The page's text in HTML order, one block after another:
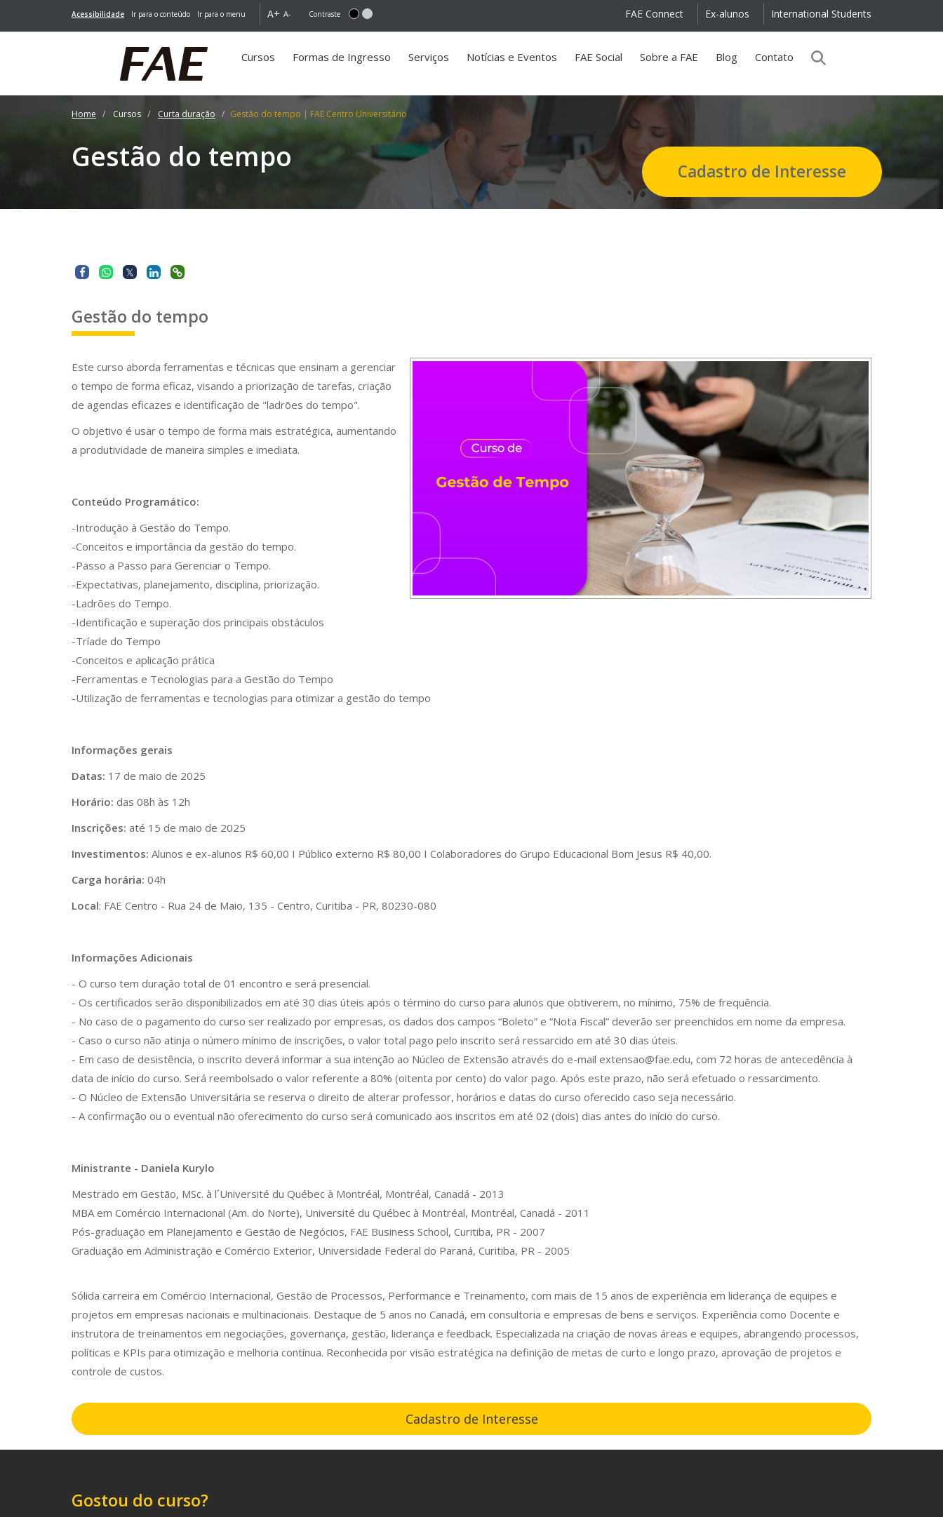
Acessibilidade Ir para o conteúdo Ir para o menu A+ A- Contraste International Students
Ex-alunos
FAE Connect
Cursos
Formas de Ingresso Serviços Notícias e Eventos FAE Social Sobre a FAE Blog Contato
Home Cursos Curta duração Gestão do tempo | FAE Centro Universitário
Gestão do tempo Cadastro de Interesse
Gestão do tempo
Este curso aborda ferramentas e técnicas que ensinam a gerenciar
o tempo de forma eficaz, visando a priorização de tarefas, criação
de agendas eficazes e identificação de "ladrões do tempo".
O objetivo é usar o tempo de forma mais estratégica, aumentando
a produtividade de maneira simples e imediata.
Conteúdo Programático:
-Introdução à Gestão do Tempo.
-Conceitos e importância da gestão do tempo.
-Passo a Passo para Gerenciar o Tempo.
-Expectativas, planejamento, disciplina, priorização.
-Ladrões do Tempo.
-Identificação e superação dos principais obstáculos
-Tríade do Tempo
-Conceitos e aplicação prática
-Ferramentas e Tecnologias para a Gestão do Tempo
-Utilização de ferramentas e tecnologias para otimizar a gestão do tempo
Informações gerais
Datas: 17 de maio de 2025
Horário: das 08h às 12h
Inscrições: até 15 de maio de 2025
Investimentos: Alunos e ex-alunos R$ 60,00 I Público externo R$ 80,00 I Colaboradores do Grupo Educacional Bom Jesus R$ 40,00.
Carga horária: 04h
Local: FAE Centro - Rua 24 de Maio, 135 - Centro, Curitiba - PR, 80230-080
Informações Adicionais
- O curso tem duração total de 01 encontro e será presencial.
- Os certificados serão disponibilizados em até 30 dias úteis após o término do curso para alunos que obtiverem, no mínimo, 75% de frequência.
- No caso de o pagamento do curso ser realizado por empresas, os dados dos campos “Boleto” e “Nota Fiscal” deverão ser preenchidos em nome da empresa.
- Caso o curso não atinja o número mínimo de inscrições, o valor total pago pelo inscrito será ressarcido em até 30 dias úteis.
- Em caso de desistência, o inscrito deverá informar a sua intenção ao Núcleo de Extensão através do e-mail extensao@fae.edu, com 72 horas de antecedência à
data de início do curso. Será reembolsado o valor referente a 80% (oitenta por cento) do valor pago. Após este prazo, não será efetuado o ressarcimento.
- O Núcleo de Extensão Universitária se reserva o direito de alterar professor, horários e datas do curso oferecido caso seja necessário.
- A confirmação ou o eventual não oferecimento do curso será comunicado aos inscritos em até 02 (dois) dias antes do início do curso.
Ministrante - Daniela Kurylo
Mestrado em Gestão, MSc. à l´Université du Québec à Montréal, Montréal, Canadá - 2013
MBA em Comércio Internacional (Am. do Norte), Université du Québec à Montréal, Montréal, Canadá - 2011
Pós-graduação em Planejamento e Gestão de Negócios, FAE Business School, Curitiba, PR - 2007
Graduação em Administração e Comércio Exterior, Universidade Federal do Paraná, Curitiba, PR - 2005
Sólida carreira em Comércio Internacional, Gestão de Processos, Performance e Treinamento, com mais de 15 anos de experiência em liderança de equipes e
projetos em empresas nacionais e multinacionais. Destaque de 5 anos no Canadá, em consultoria e empresas de bens e serviços. Experiência como Docente e
instrutora de treinamentos em negociações, governança, gestão, liderança e feedback. Especializada na criação de novas áreas e equipes, abrangendo processos,
políticas e KPIs para otimização e melhoria contínua. Reconhecida por visão estratégica na definição de metas de curto e longo prazo, aprovação de projetos e
controle de custos.
Cadastro de Interesse
Gostou do curso?